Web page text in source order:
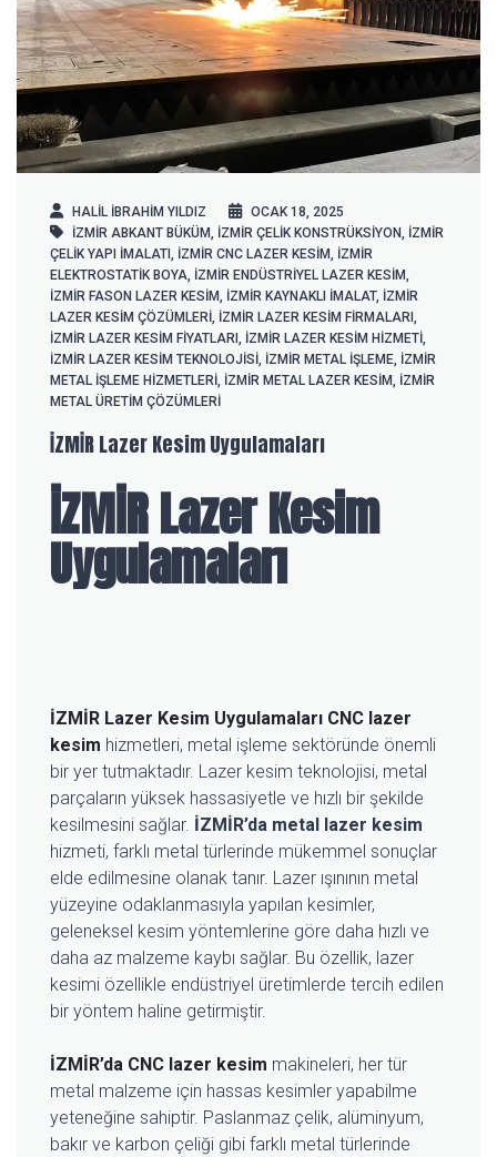
HALIL IBRAHIM YILDIZ
OCAK 18, 2025
İZMİR ABKANT BÜKÜM İZMİR ÇELIK KONSTRÜKSIYON İZMİR
ÇELIK YAPI IMALATI İZMİR CNC LAZER KESIM İZMİR
ELEKTROSTATIK BOYA İZMİR ENDÜSTRIYEL LAZER KESIM
İZMİR FASON LAZER KESIM İZMİR KAYNAKLI IMALAT, İZMİR
LAZER KESIM ÇÖZÜMLERI İZMİR LAZER KESIM FIRMALARI
İZMİR LAZER KESIM FIYATLARI İZMİR LAZER KESIM HIZMETI
İZMİR LAZER KESIM TEKNOLOJISI İZMİR METAL IŞLEME İZMİR
METAL IŞLEME HIZMETLERI İZMİR METAL LAZER KESIM İZMİR
METAL ÜRETIM ÇÖZÜMLERI
İZMİR Lazer Kesim Uygulamaları
İZMİR Lazer Kesim
Uygulamaları
İZMİR Lazer Kesim Uygulamaları CNC lazer
kesim hizmetleri, metal işleme sektöründe önemli
bir yer tutmaktadır. Lazer kesim teknolojisi, metal
parçaların yüksek hassasiyetle ve hızlı bir şekilde
kesilmesini sağlar. İZMİR’da metal lazer kesim
hizmeti, farklı metal türlerinde mükemmel sonuçlar
elde edilmesine olanak tanır. Lazer ışınının metal
yüzeyine odaklanmasıyla yapılan kesimler,
geleneksel kesim yöntemlerine göre daha hızlı ve
daha az malzeme kaybı sağlar. Bu özellik, lazer
kesimi özellikle endüstriyel üretimlerde tercih edilen
bir yöntem haline getirmiştir.
İZMİR’da CNC lazer kesim makineleri, her tür
metal malzeme için hassas kesimler yapabilme
yeteneğine sahiptir. Paslanmaz çelik, alüminyum,
bakır ve karbon çeliği gibi farklı metal türlerinde